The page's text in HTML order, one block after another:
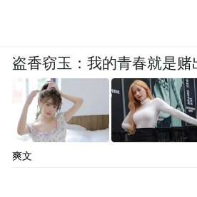
盗香窃玉：我的青春就是赌
爽文